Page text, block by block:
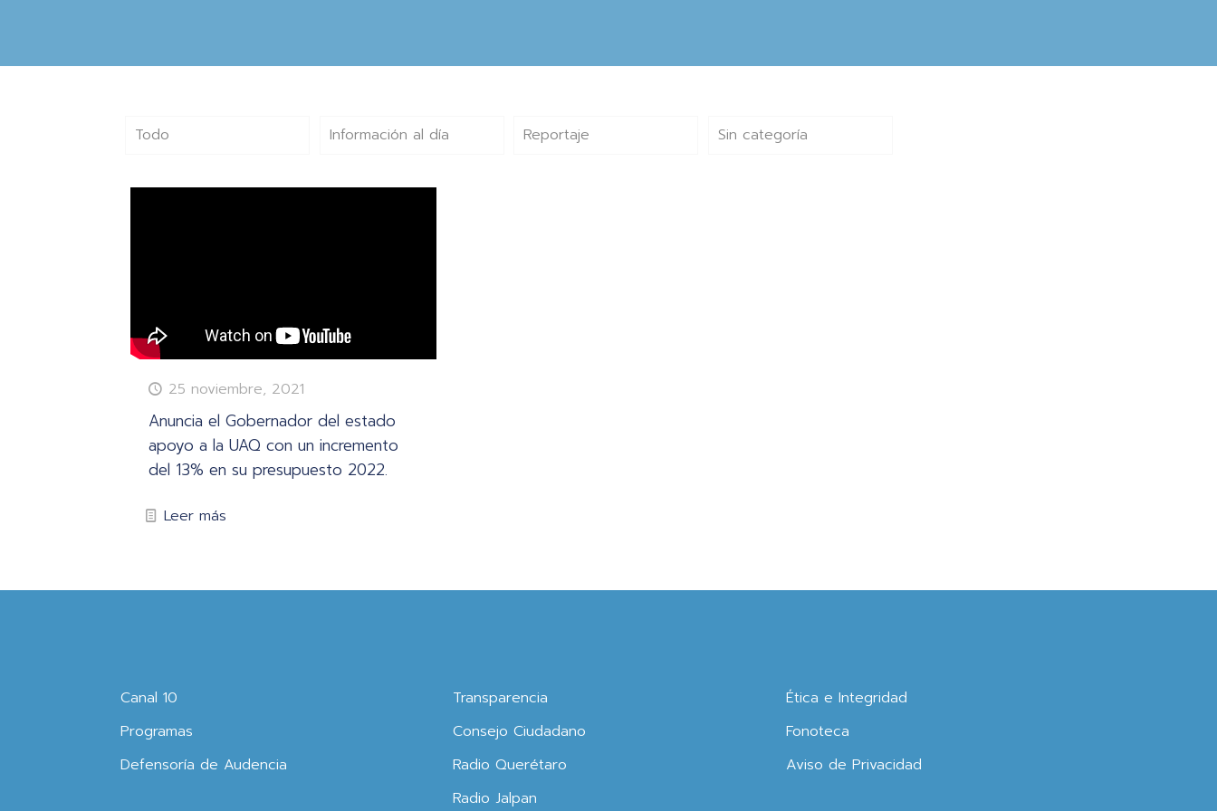
Todo Información al día Reportaje Sin categoría
25 noviembre, 2021
Anuncia el Gobernador del estado
apoyo a la UAQ con un incremento
del 13% en su presupuesto 2022.
Leer más
Canal 10
Programas
Defensoría de Audencia
Transparencia
Consejo Ciudadano
Radio Querétaro
Radio Jalpan
Ética e Integridad
Fonoteca
Aviso de Privacidad